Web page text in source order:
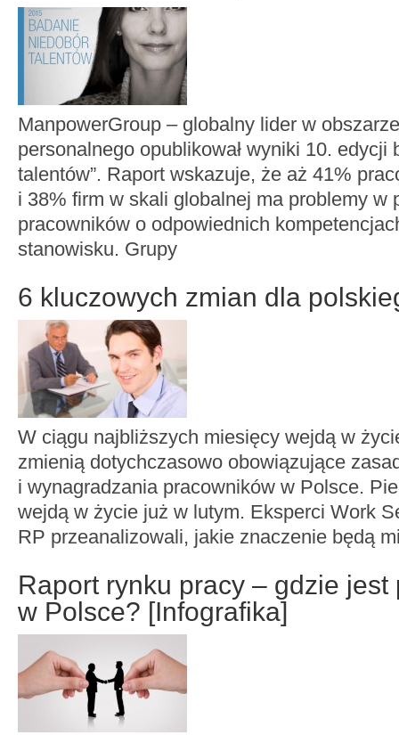
ManpowerGroup – globalny lider w
personalnego opublikował wyniki 10. edycji
talentów”. Raport wskazuje, że aż 41%
i 38% firm w skali globalnej ma problemy w
pracowników o odpowiednich
stanowisku. Grupy
6 kluczowych zmian dla
W ciągu najbliższych miesięcy wejdą w
zmienią dotychczasowo obowiązujące
i wynagradzania pracowników w Polsce.
wejdą w życie już w lutym. Eksperci Work
RP przeanalizowali, jakie znaczenie będą
Raport rynku pracy – gdzie jest
w Polsce? [Infografika]